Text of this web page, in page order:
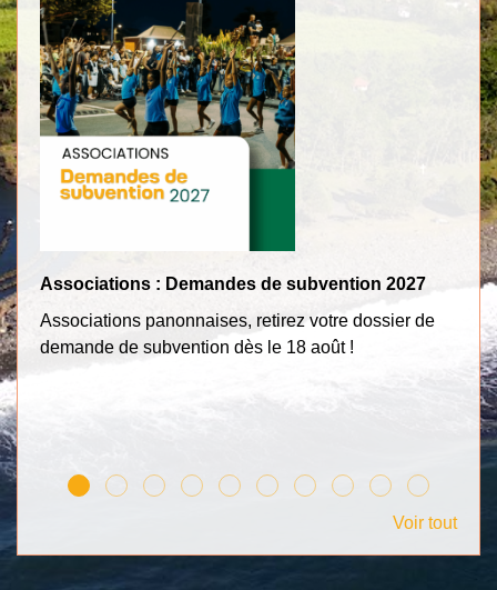
Associations : Demandes de subvention 2027
Associations panonnaises, retirez votre dossier de
demande de subvention dès le 18 août !
Voir tout